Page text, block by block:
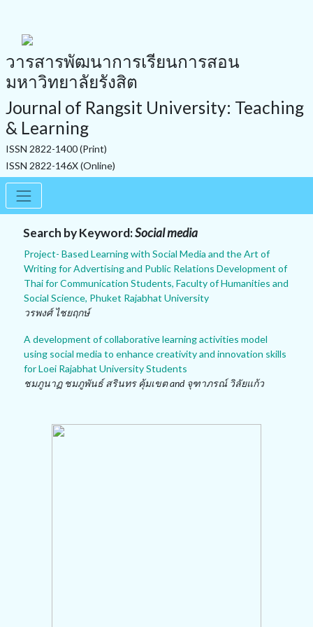
วารสารพัฒนาการเรียนการสอน
มหาวิทยาลัยรังสิต
Journal of Rangsit University: Teaching
& Learning
ISSN 2822-1400 (Print)
ISSN 2822-146X (Online)
Search by Keyword:Social media
Project- Based Learning with Social Media and the Art of
Writing for Advertising and Public Relations Development of
Thai for Communication Students, Faculty of Humanities and
Social Science, Phuket Rajabhat University
วรพงศ์ ไชยฤกษ์
A development of collaborative learning activities model
using social media to enhance creativity and innovation skills
for Loei Rajabhat University Students
ชมภูนาฏ ชมภูพันธ์ สรินทร คุ้มเขต and จุฑาภรณ์ วิลัยแก้ว